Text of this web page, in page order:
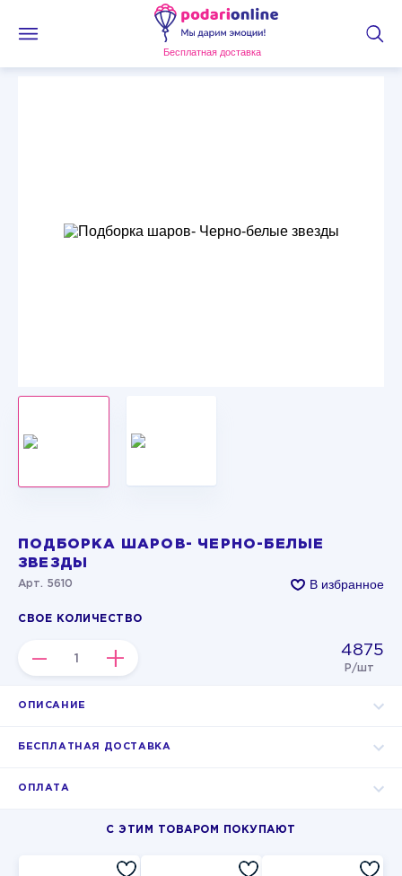
Бесплатная доставка
ПОДБОРКА ШАРОВ- ЧЕРНО-БЕЛЫЕ
ЗВЕЗДЫ
Арт. 5610 В избранное
СВОЕ КОЛИЧЕСТВО
– + 4875
Р/шт
ОПИСАНИЕ
БЕСПЛАТНАЯ ДОСТАВКА
ОПЛАТА
С ЭТИМ ТОВАРОМ ПОКУПАЮТ